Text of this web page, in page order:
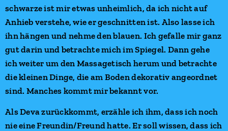
schwarze ist mir etwas unheimlich, da ich nicht auf
Anhieb verstehe, wie er geschnitten ist. Also lasse ich
ihn hängen und nehme den blauen. Ich gefalle mir ganz
gut darin und betrachte mich im Spiegel. Dann gehe
ich weiter um den Massagetisch herum und betrachte
die kleinen Dinge, die am Boden dekorativ angeordnet
sind. Manches kommt mir bekannt vor.
Als Deva zurückkommt, erzähle ich ihm, dass ich noch
nie eine Freundin/Freund hatte. Er soll wissen, dass ich